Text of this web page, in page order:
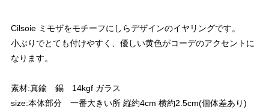
Cilsoie ミモザをモチーフにしらデザインのイヤリングです。
小ぶりでとても付けやすく、優しい黄色がコーデのアクセントに
なります。
素材:真鍮 錫 14kgf ガラス
size:本体部分 一番大きい所 縦約4cm 横約2.5cm(個体差あり)